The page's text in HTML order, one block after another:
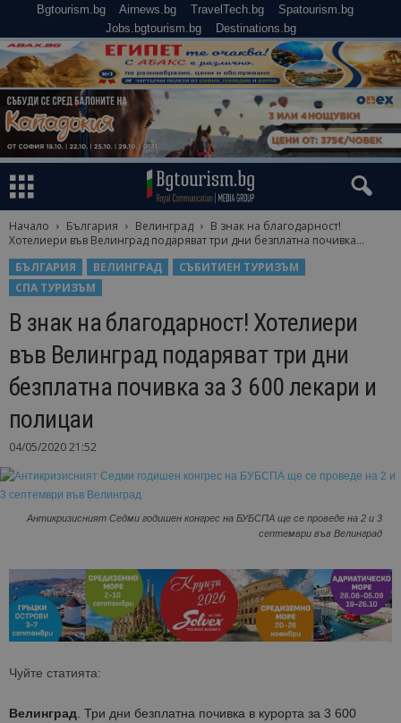
Bgtourism.bg Airnews.bg TravelTech.bg
Spatourism.bg
Jobs.bgtourism.bg
Destinations.bg
Начало България Велинград
В знак на благодарност!
Хотелиери във Велинград подаряват три дни безплатна почивка...
БЪЛГАРИЯ
ВЕЛИНГРАД
СЪБИТИЕН ТУРИЗЪМ
СПА ТУРИЗЪМ
В знак на благодарност! Хотелиери
във Велинград подаряват три дни
безплатна почивка за 3 600 лекари и
полицаи
04/05/2020 21:52
Антикризисният Седми годишен конгрес на БУБСПА ще се проведе на 2 и 3
септември във Велинград
Чуйте статията:
Велинград. Три дни безплатна почивка в курорта за 3 600